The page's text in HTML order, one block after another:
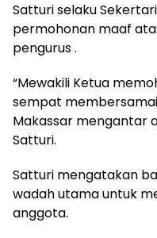
Satturi selaku
permohonan maaf
pengurus .
“Mewakili Ketua
sempat
Makassar mengantar
Satturi.
Satturi mengatakan
wadah utama untuk
anggota.